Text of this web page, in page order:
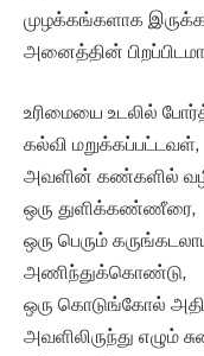
முழக்கங்களாக
அனைத்தின்
உரிமையை உடலில்
கல்வி மறுக்கப்பட்டவள்,
அவளின் கண்களில்
ஒரு துளிக்கண்ணீரை,
ஒரு பெரும்
அணிந்துக்கொண்டு,
ஒரு கொடுங்கோல்
அவளிலிருந்து எழும்